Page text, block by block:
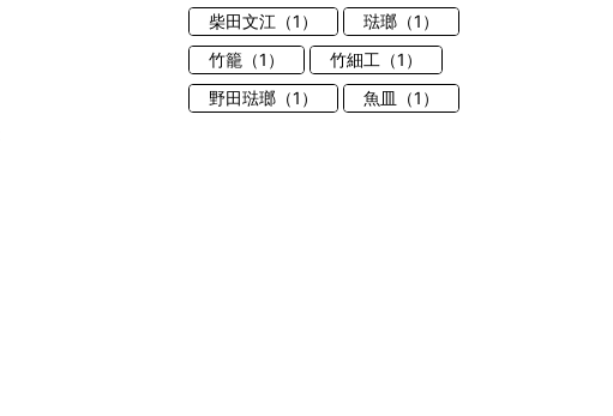
柴田文江（1）
琺瑯（1）
竹籠（1）
竹細工（1）
野田琺瑯（1）
魚皿（1）